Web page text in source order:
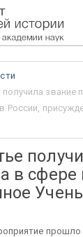
звание
России,
в сфере
прошло